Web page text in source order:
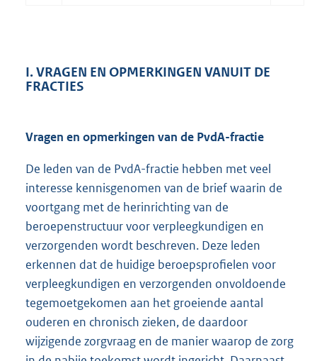
I. VRAGEN EN OPMERKINGEN VANUIT DE
FRACTIES
Vragen en opmerkingen van de PvdA-fractie
De leden van de PvdA-fractie hebben met veel
interesse kennisgenomen van de brief waarin de
voortgang met de herinrichting van de
beroepenstructuur voor verpleegkundigen en
verzorgenden wordt beschreven. Deze leden
erkennen dat de huidige beroepsprofielen voor
verpleegkundigen en verzorgenden onvoldoende
tegemoetgekomen aan het groeiende aantal
ouderen en chronisch zieken, de daardoor
wijzigende zorgvraag en de manier waarop de zorg